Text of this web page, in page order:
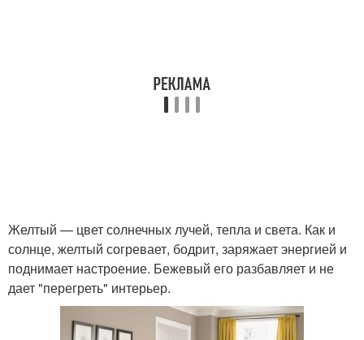
Желтый — цвет солнечных лучей, тепла и света. Как и
солнце, желтый согревает, бодрит, заряжает энергией и
поднимает настроение. Бежевый его разбавляет и не
дает "перегреть" интерьер.